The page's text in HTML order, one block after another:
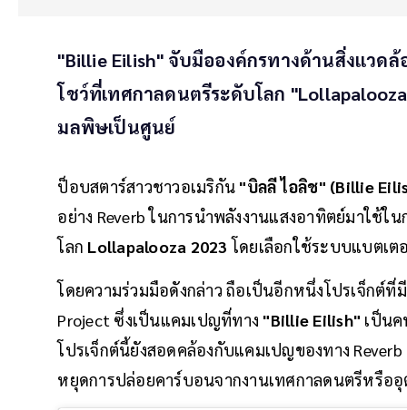
"Billie Eilish" จับมือองค์กรทางด้านสิ่งแวด
โชว์ที่เทศกาลดนตรีระดับโลก
มลพิษเป็นศูนย์
ป็อบสตาร์สาวชาวอเมริกัน "บิลลี ไอลิช" (Billie
อย่าง Reverb ในการนำพลังงานแสงอาทิตย์มาใช้ใ
โลก Lollapalooza 2023 โดยเลือกใช้ระบบแบตเ
โดยความร่วมมือดังกล่าว ถือเป็นอีกหนึ่งโปรเจ็กต์ที่
Project ซึ่งเป็นแคมเปญที่ทาง "Billie Eilish" เป็น
โปรเจ็กต์นี้ยังสอดคล้องกับแคมเปญของทาง
หยุดการปล่อยคาร์บอนจากงานเทศกาลดนตรีหรืออุ